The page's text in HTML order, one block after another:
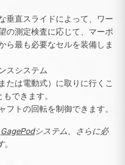
垂直スライドによって、ワー
の測定検査に応じて、マーポ
ら最も必要なセルを装備しま
スシステム
たは電動式）に取りに行くこ
できます。
フトの回転を制御できます。
GagePodシステム、さらに必